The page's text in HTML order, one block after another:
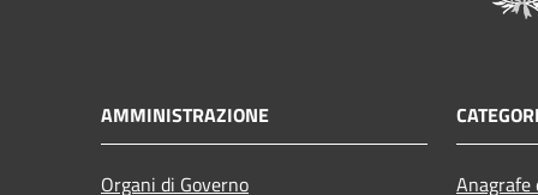
AMMINISTRAZIONE
Organi di Governo